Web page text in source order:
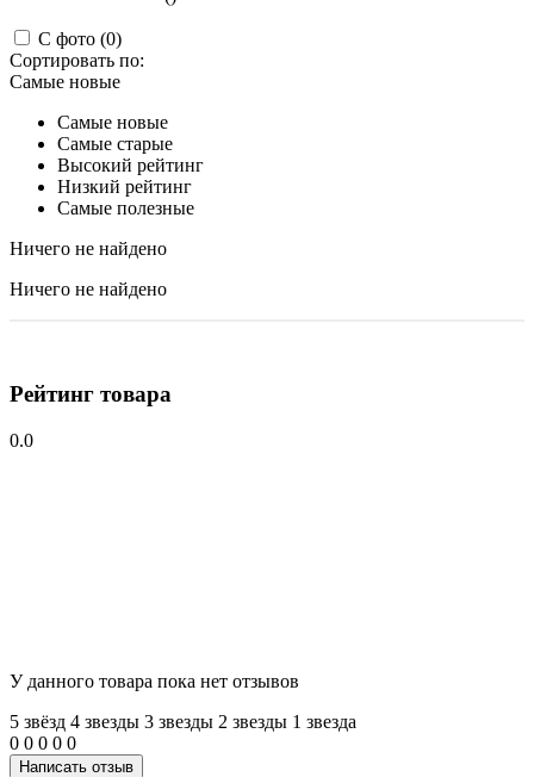
С фото (0)
Сортировать по:
Самые новые
Самые новые
Самые старые
Высокий рейтинг
Низкий рейтинг
Самые полезные
Ничего не найдено
Ничего не найдено
Рейтинг товара
0.0
У данного товара пока нет отзывов
5 звёзд 4 звeзды 3 звeзды 2 звeзды 1 звeзда
0 0 0 0 0
Написать отзыв